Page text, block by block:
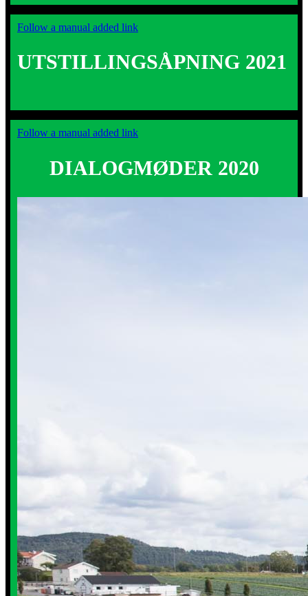
Follow a manual added link
UTSTILLINGSÅPNING 2021
Follow a manual added link
DIALOGMØDER 2020